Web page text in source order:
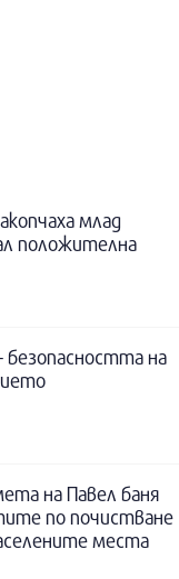
млад
положителна
на
на Павел баня
по почистване
места